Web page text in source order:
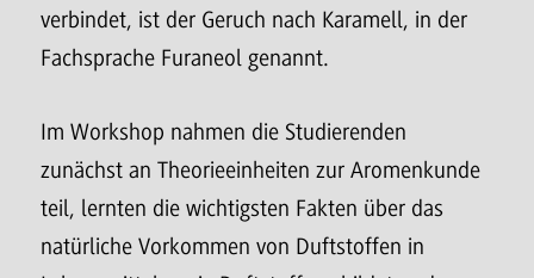
verbindet, ist der Geruch nach Karamell, in der
Fachsprache Furaneol genannt.
Im Workshop nahmen die Studierenden
zunächst an Theorieeinheiten zur Aromenkunde
teil, lernten die wichtigsten Fakten über das
natürliche Vorkommen von Duftstoffen in